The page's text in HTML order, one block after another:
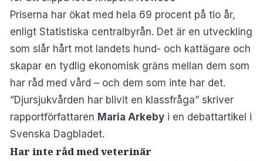
Priserna har ökat med hela 69 procent på tio år,
enligt Statistiska centralbyrån. Det är en utveckling
som slår hårt mot landets hund- och kattägare och
skapar en tydlig ekonomisk gräns mellan dem som
har råd med vård – och dem som inte har det.
”Djursjukvården har blivit en klassfråga” skriver
rapportförfattaren Maria Arkeby i en debattartikel i
Svenska Dagbladet.
Har inte råd med veterinär